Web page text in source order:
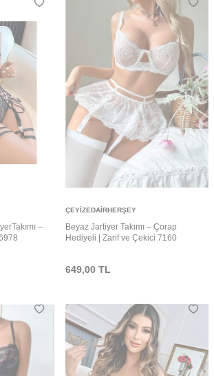
–
ÇEYIZEDAIRHERŞEY
Beyaz Jartiyer Takımı – Çorap
Hediyeli | Zarif ve Çekici 7160
649,00 TL